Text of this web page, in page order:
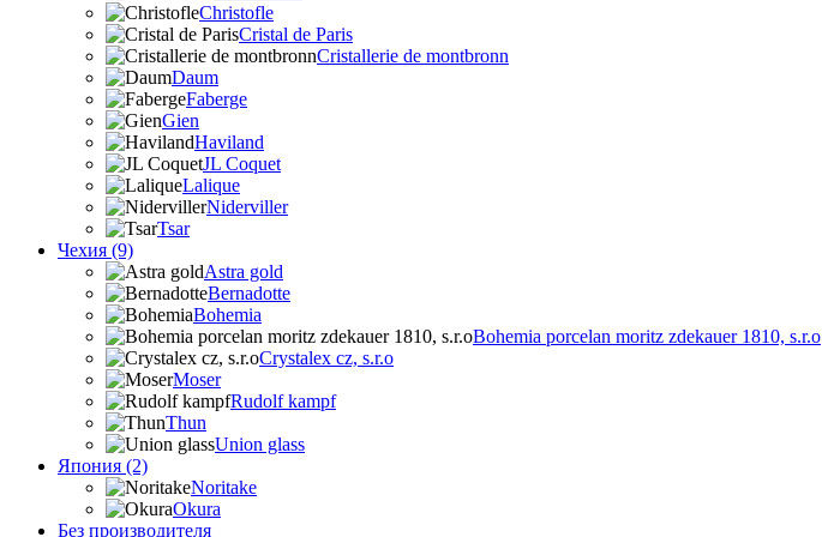
Christofle
Cristal de Paris
Cristallerie de montbronn
Daum
Faberge
Gien
Haviland
JL Coquet
Lalique
Niderviller
Tsar
Чехия (9)
Astra gold
Bernadotte
Bohemia
Bohemia porcelan moritz zdekauer 1810, s.r.o
Crystalex cz, s.r.o
Moser
Rudolf kampf
Thun
Union glass
Япония (2)
Noritake
Okura
Без производителя